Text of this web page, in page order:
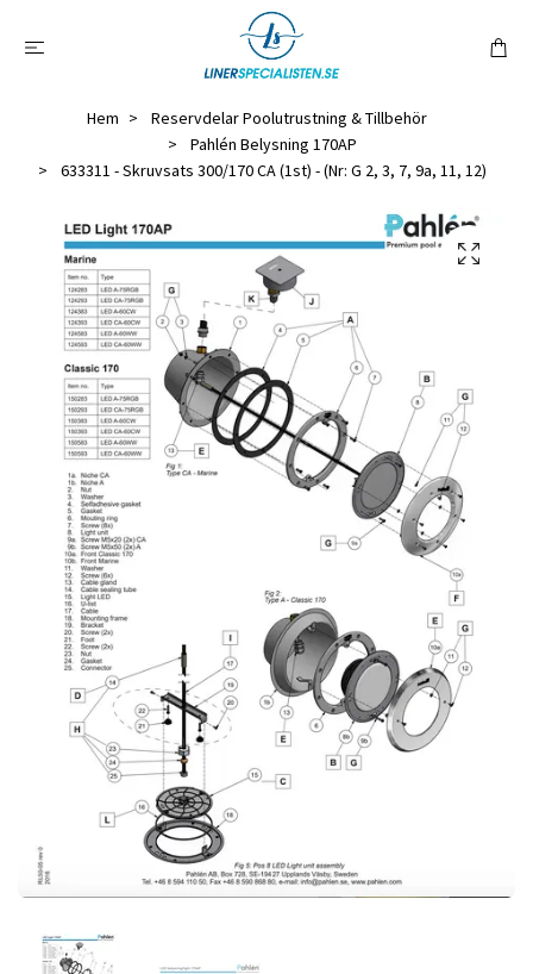
Hem
Reservdelar Poolutrustning & Tillbehör
Pahlén Belysning 170AP
633311 - Skruvsats 300/170 CA (1st) - (Nr: G 2, 3, 7, 9a, 11, 12)